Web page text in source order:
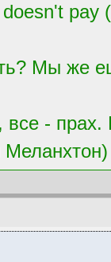
pay
Мы же
все -
Меланхтон)